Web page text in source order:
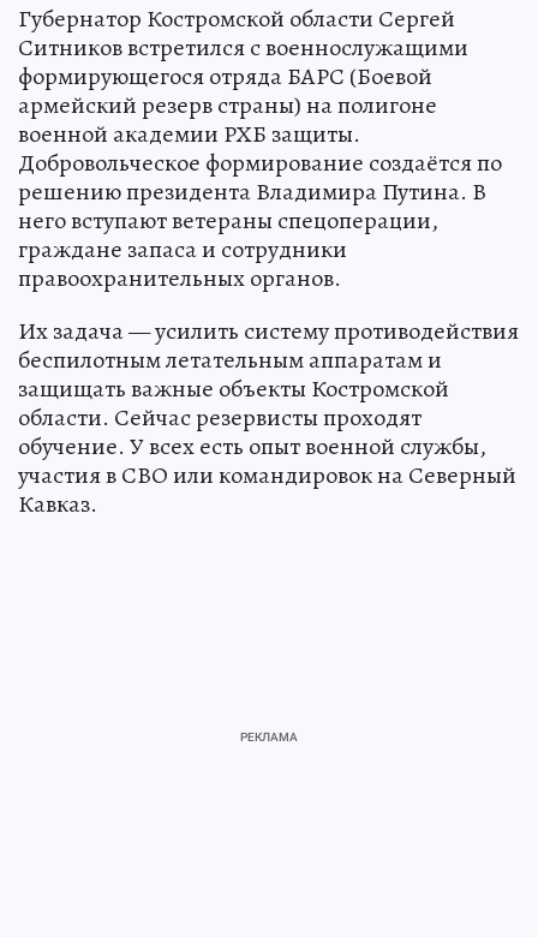
Губернатор Костромской области Сергей
Ситников встретился с военнослужащими
формирующегося отряда БАРС (Боевой
армейский резерв страны) на полигоне
военной академии РХБ защиты.
Добровольческое формирование создаётся по
решению президента Владимира Путина. В
него вступают ветераны спецоперации,
граждане запаса и сотрудники
правоохранительных органов.
Их задача — усилить систему противодействия
беспилотным летательным аппаратам и
защищать важные объекты Костромской
области. Сейчас резервисты проходят
обучение. У всех есть опыт военной службы,
участия в СВО или командировок на Северный
Кавказ.